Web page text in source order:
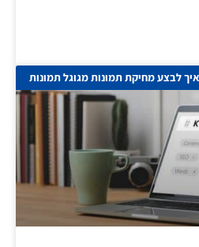
איך לבצע מחיקת תמונות מגוגל תמונות